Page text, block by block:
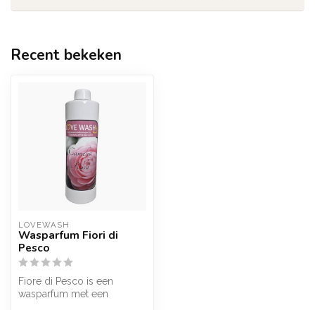
Recent bekeken
LOVEWASH
Wasparfum Fiori di
Pesco
Fiore di Pesco is een
wasparfum met een